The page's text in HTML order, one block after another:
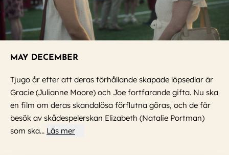
MAY DECEMBER
Tjugo år efter att deras förhållande skapade löpsedlar är
Gracie (Julianne Moore) och Joe fortfarande gifta. Nu ska
en film om deras skandalösa förflutna göras, och de får
besök av skådespelerskan Elizabeth (Natalie Portman)
som ska... Läs mer